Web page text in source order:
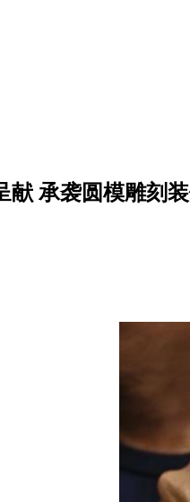
献 承袭圆模雕刻